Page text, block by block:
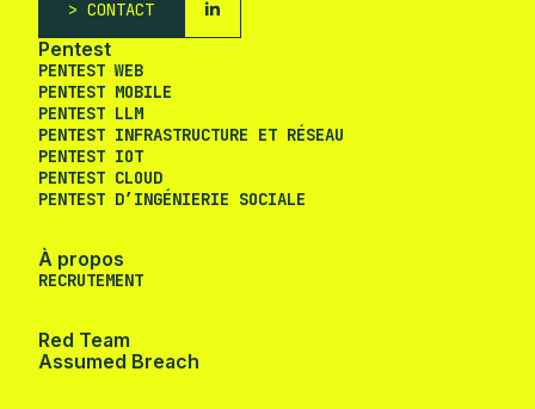
CONTACT
Pentest
PENTEST WEB
PENTEST MOBILE
PENTEST LLM
PENTEST INFRASTRUCTURE ET RÉSEAU
PENTEST IOT
PENTEST CLOUD
PENTEST D’INGÉNIERIE SOCIALE
À propos
RECRUTEMENT
Red Team
Assumed Breach